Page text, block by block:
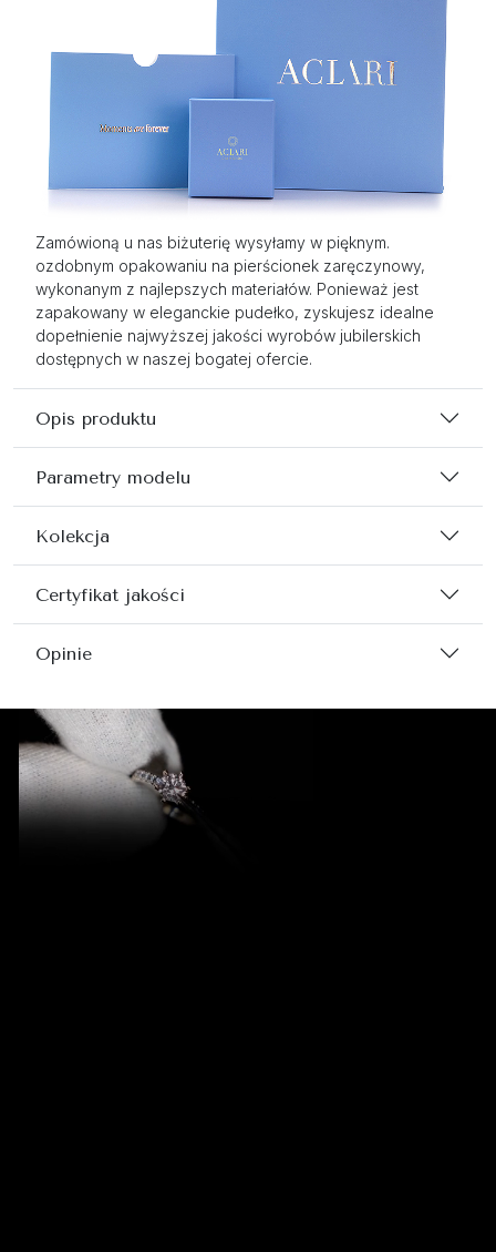
Zamówioną u nas biżuterię wysyłamy w pięknym.
ozdobnym opakowaniu na pierścionek zaręczynowy,
wykonanym z najlepszych materiałów. Ponieważ jest
zapakowany w eleganckie pudełko, zyskujesz idealne
dopełnienie najwyższej jakości wyrobów jubilerskich
dostępnych w naszej bogatej ofercie.
Opis produktu
Parametry modelu
Kolekcja
Certyfikat jakości
Opinie